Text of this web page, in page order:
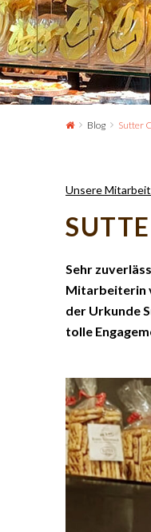
Blog Sutter
Unsere
Sehr
Mitarbeiterin
der Urkunde
tolle